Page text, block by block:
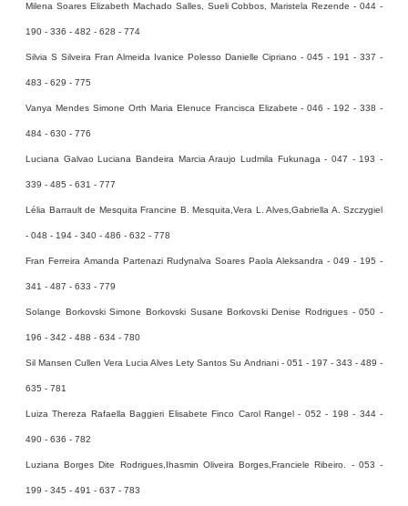
Milena Soares Elizabeth Machado Salles, Sueli Cobbos, Maristela Rezende - 044 -
190 - 336 - 482 - 628 - 774
Silvia S Silveira Fran Almeida Ivanice Polesso Danielle Cipriano - 045 - 191 - 337 -
483 - 629 - 775
Vanya Mendes Simone Orth Maria Elenuce Francisca Elizabete - 046 - 192 - 338 -
484 - 630 - 776
Luciana Galvao Luciana Bandeira Marcia Araujo Ludmila Fukunaga - 047 - 193 -
339 - 485 - 631 - 777
Lélia Barrault de Mesquita Francine B. Mesquita,Vera L. Alves,Gabriella A. Szczygiel
- 048 - 194 - 340 - 486 - 632 - 778
Fran Ferreira Amanda Partenazi Rudynalva Soares Paola Aleksandra - 049 - 195 -
341 - 487 - 633 - 779
Solange Borkovski Simone Borkovski Susane Borkovski Denise Rodrigues - 050 -
196 - 342 - 488 - 634 - 780
Sil Mansen Cullen Vera Lucia Alves Lety Santos Su Andriani - 051 - 197 - 343 - 489 -
635 - 781
Luiza Thereza Rafaella Baggieri Elisabete Finco Carol Rangel - 052 - 198 - 344 -
490 - 636 - 782
Luziana Borges Dite Rodrigues,Ihasmin Oliveira Borges,Franciele Ribeiro. - 053 -
199 - 345 - 491 - 637 - 783